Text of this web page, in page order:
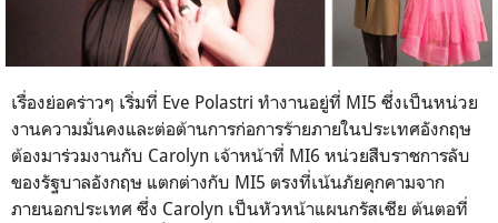
เรื่องย่อคร่าวๆ เริ่มที่ Eve Polastri ทำงานอยู่ที่ MI5 ซึ่งเป็นหน่วย
งานความมั่นคงและต่อต้านการก่อการร้ายภายในประเทศอังกฤษ
ต้องมาร่วมงานกับ Carolyn เจ้าหน้าที่ MI6 หน่วยสืบราชการลับ
ของรัฐบาลอังกฤษ แตกต่างกับ MI5 ตรงที่เน้นภัยคุกคามจาก
ภายนอกประเทศ ซึ่ง Carolyn เป็นหัวหน้าแผนกรัสเซีย ต้นตอที่